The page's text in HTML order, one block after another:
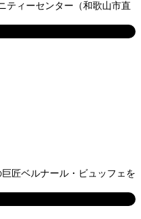
ティーセンター（和歌山市直
匠ベルナール・ビュッフェを